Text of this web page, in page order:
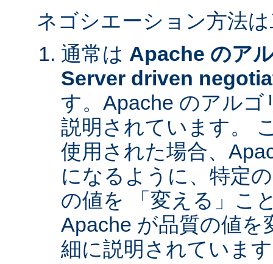
ネゴシエーション方法
通常は Apache のア
Server driven
す。Apache のアル
説明されています。
使用された場合、
になるように、特定
の値を 「変える」こ
Apache が品質の値を
細に説明されていま